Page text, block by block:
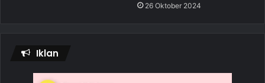
26 Oktober 2024
Iklan